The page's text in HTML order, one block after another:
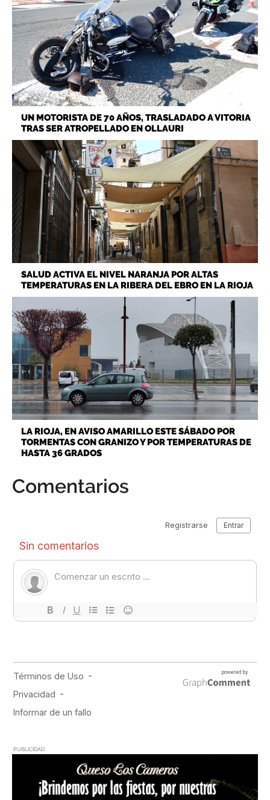
UN MOTORISTA DE 70 AÑOS, TRASLADADO A VITORIA
TRAS SER ATROPELLADO EN OLLAURI
SALUD ACTIVA EL NIVEL NARANJA POR ALTAS
TEMPERATURAS EN LA RIBERA DEL EBRO EN LA RIOJA
LA RIOJA, EN AVISO AMARILLO ESTE SÁBADO POR
TORMENTAS CON GRANIZO Y POR TEMPERATURAS DE
HASTA 36 GRADOS
Comentarios
PUBLICIDAD